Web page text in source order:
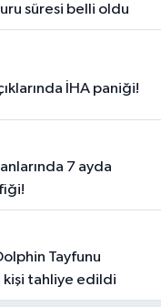
süresi belli oldu
İHA paniği!
kişi tahliye edildi